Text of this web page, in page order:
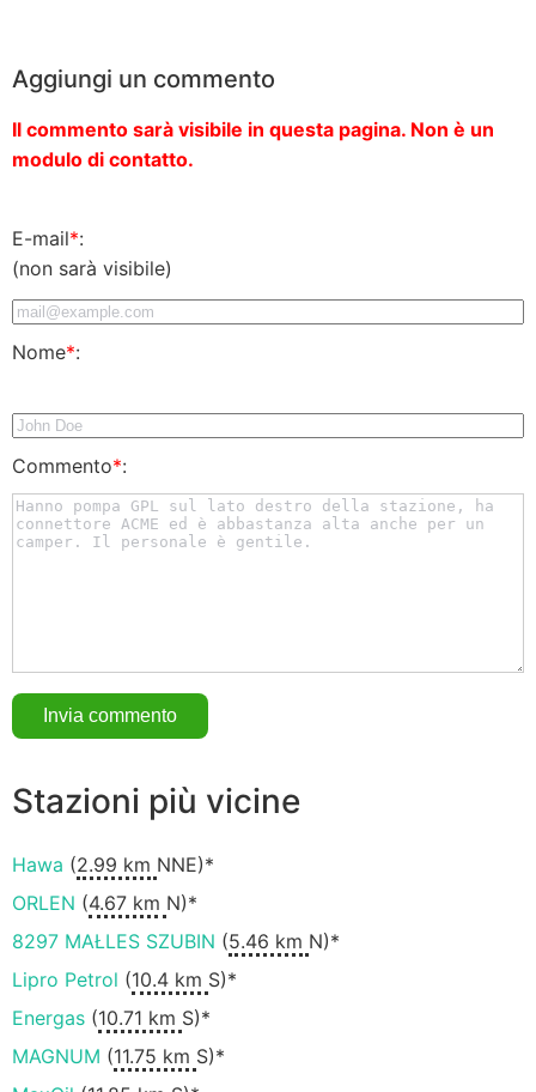
Aggiungi un commento
Il commento sarà visibile in questa pagina. Non è un
modulo di contatto.
E-mail*:
(non sarà visibile)
Nome*:
Commento*:
Stazioni più vicine
Hawa (2.99 km NNE)*
ORLEN (4.67 km N)*
8297 MAŁLES SZUBIN (5.46 km N)*
Lipro Petrol (10.4 km S)*
Energas (10.71 km S)*
MAGNUM (11.75 km S)*